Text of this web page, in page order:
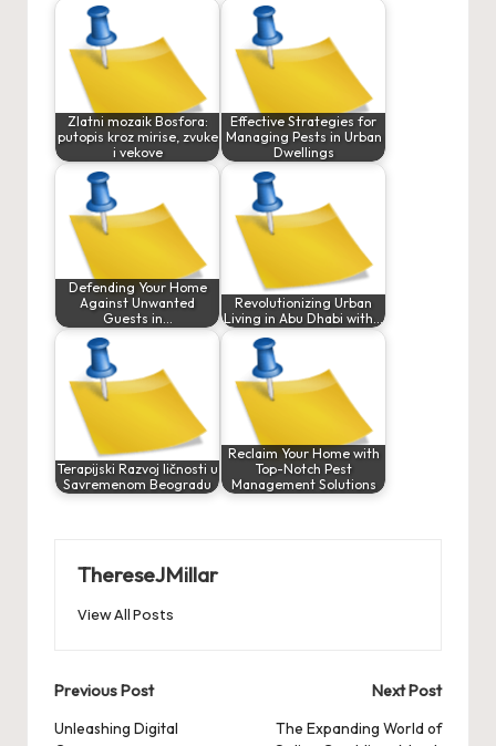
Zlatni mozaik Bosfora:
putopis kroz mirise, zvuke
i vekove
Effective Strategies for
Managing Pests in Urban
Dwellings
Defending Your Home
Against Unwanted
Guests in…
Revolutionizing Urban
Living in Abu Dhabi with…
Terapijski Razvoj ličnosti u
Savremenom Beogradu
Reclaim Your Home with
Top-Notch Pest
Management Solutions
ThereseJMillar
View All Posts
Post
navigation
Previous Post
Unleashing Digital
Next Post
The Expanding World of